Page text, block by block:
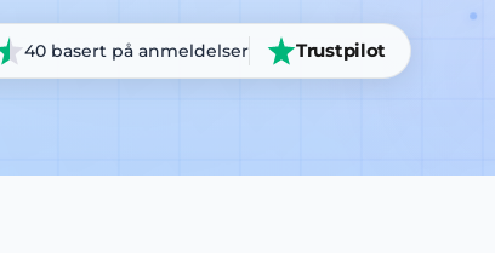
40 basert på anmeldelser Trustpilot